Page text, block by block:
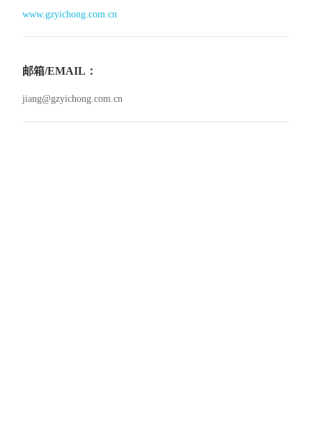
www.gzyichong.com.cn
邮箱/EMAIL：
jiang@gzyichong.com.cn